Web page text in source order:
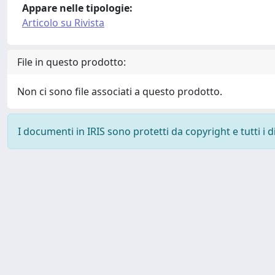
Appare nelle tipologie:
Articolo su Rivista
File in questo prodotto:
Non ci sono file associati a questo prodotto.
I documenti in IRIS sono protetti da copyright e tutti i